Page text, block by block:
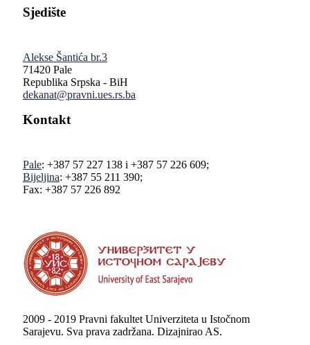
Sjedište
Alekse Šantića br.3
71420 Pale
Republika Srpska - BiH
dekanat@pravni.ues.rs.ba
Kontakt
Pale: +387 57 227 138 i +387 57 226 609;
Bijeljina: +387 55 211 390;
Fax: +387 57 226 892
2009 - 2019 Pravni fakultet Univerziteta u Istočnom
Sarajevu. Sva prava zadržana. Dizajnirao AS.